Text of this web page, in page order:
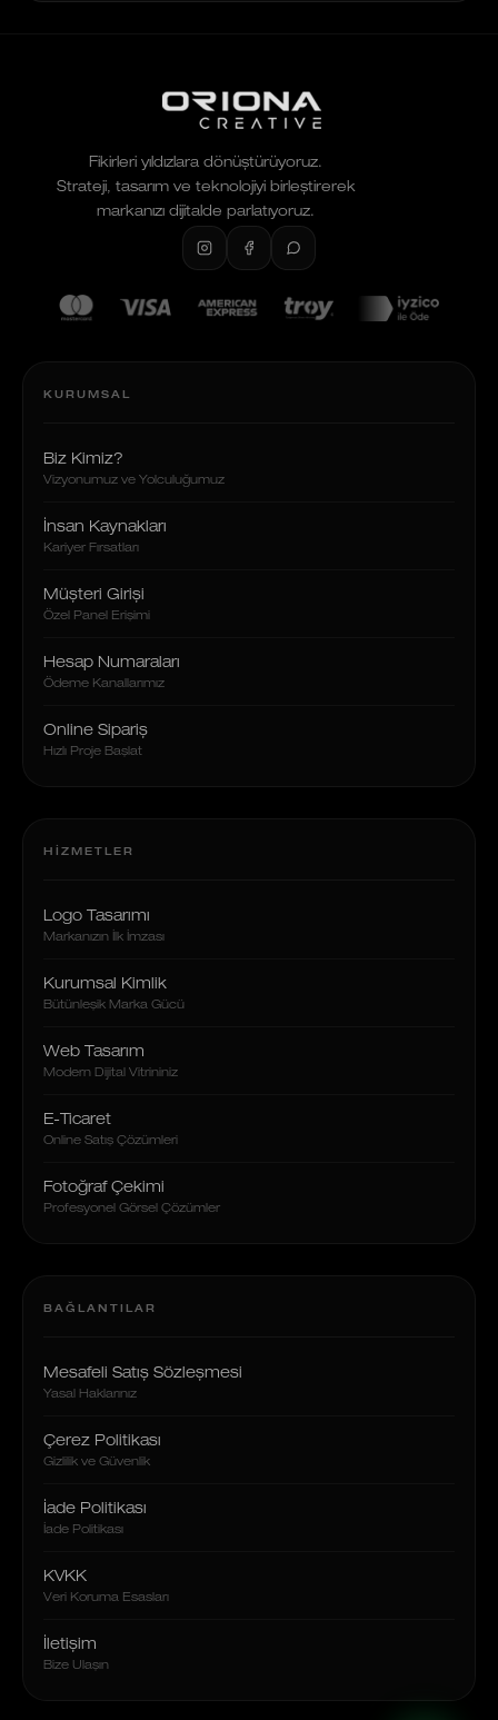
Fikirleri yıldızlara dönüştürüyoruz.
Strateji, tasarım ve teknolojiyi birleştirerek
markanızı dijitalde parlatıyoruz.
KURUMSAL
Biz Kimiz?
Vizyonumuz ve Yolculuğumuz
İnsan Kaynakları
Kariyer Fırsatları
Müşteri Girişi
Özel Panel Erişimi
Hesap Numaraları
Ödeme Kanallarımız
Online Sipariş
Hızlı Proje Başlat
HIZMETLER
Logo Tasarımı
Markanızın İlk İmzası
Kurumsal Kimlik
Bütünleşik Marka Gücü
Web Tasarım
Modern Dijital Vitrininiz
E-Ticaret
Online Satış Çözümleri
Fotoğraf Çekimi
Profesyonel Görsel Çözümler
BAĞLANTILAR
Mesafeli Satış Sözleşmesi
Yasal Haklarınız
Çerez Politikası
Gizlilik ve Güvenlik
İade Politikası
İade Politikası
KVKK
Veri Koruma Esasları
İletişim
Bize Ulaşın